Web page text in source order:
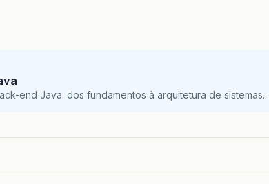
end Java: dos fundamentos à arquitetura de sistemas...